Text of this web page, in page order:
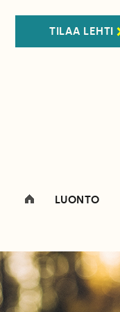
TILAA LEHTI
LUONTO